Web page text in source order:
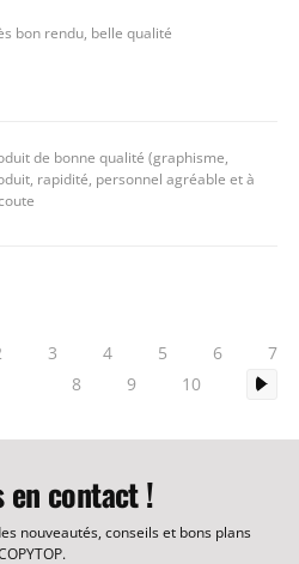
bon rendu, belle qualité
de bonne qualité (graphisme,
rapidité, personnel agréable et à
3 4 5 6
7
8
9 10
en contact !
nouveautés, conseils et bons plans